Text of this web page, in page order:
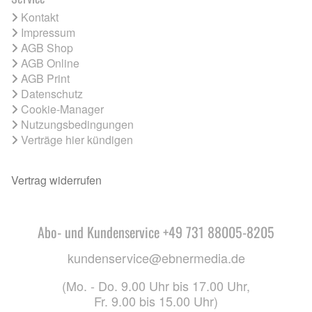
Kontakt
Impressum
AGB Shop
AGB Online
AGB Print
Datenschutz
Cookie-Manager
Nutzungsbedingungen
Verträge hier kündigen
Vertrag widerrufen
Abo- und Kundenservice +49 731 88005-8205
kundenservice@ebnermedia.de
(Mo. - Do. 9.00 Uhr bis 17.00 Uhr,
Fr. 9.00 bis 15.00 Uhr)